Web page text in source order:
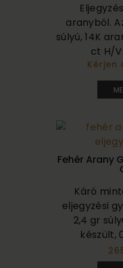
aranyból.
súlyú, 14K
ct H/
Kérjen
Fehér Arany
Káró
eljegyzési
2,4 gr
készült,